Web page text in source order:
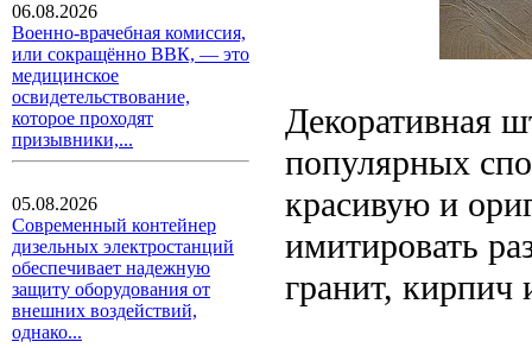
06.08.2026
Военно-врачебная комиссия,
или сокращённо ВВК, — это
медицинское
освидетельствование,
которое проходят
призывники,...
05.08.2026
Современный контейнер
дизельных электростанций
обеспечивает надежную
защиту оборудования от
внешних воздействий,
однако...
Декоративная
популярных
красивую и
имитировать
гранит, кирпич